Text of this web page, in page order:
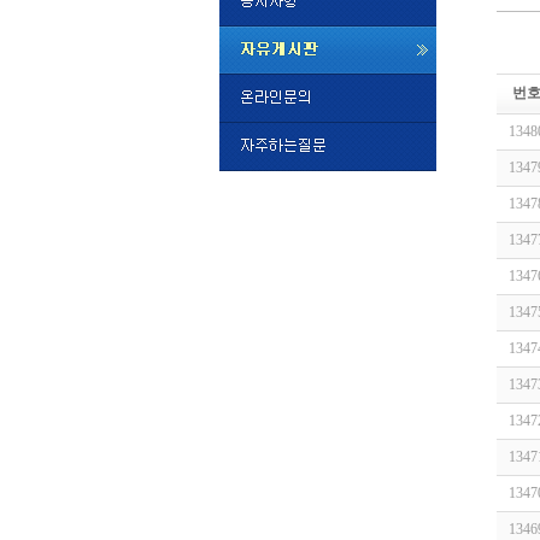
정
품
구
매 밍
키
넷
비
슷 돔
럽
시
간
대
대
출
후 비
아
탑-
시
번호